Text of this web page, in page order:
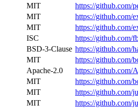
MIT
https://github.com/
MIT
https://github.com/
MIT
https://github.com/
ISC
https://github.com/
BSD-3-Clause https://github.com/
MIT
https://github.com/
Apache-2.0
https://github.com/
MIT
https://github.com/
MIT
https://github.com/
MIT
https://github.com/